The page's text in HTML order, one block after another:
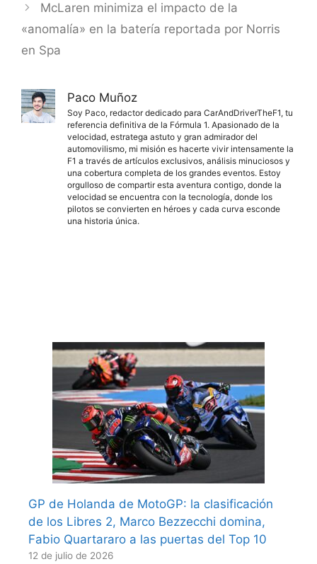
McLaren minimiza el impacto de la
«anomalía» en la batería reportada por Norris
en Spa
Paco Muñoz
Soy Paco, redactor dedicado para CarAndDriverTheF1, tu
referencia definitiva de la Fórmula 1. Apasionado de la
velocidad, estratega astuto y gran admirador del
automovilismo, mi misión es hacerte vivir intensamente la
F1 a través de artículos exclusivos, análisis minuciosos y
una cobertura completa de los grandes eventos. Estoy
orgulloso de compartir esta aventura contigo, donde la
velocidad se encuentra con la tecnología, donde los
pilotos se convierten en héroes y cada curva esconde
una historia única.
GP de Holanda de MotoGP: la clasificación
de los Libres 2, Marco Bezzecchi domina,
Fabio Quartararo a las puertas del Top 10
12 de julio de 2026